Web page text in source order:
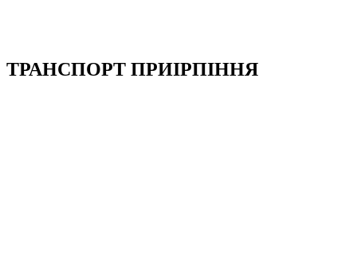
ТРАНСПОРТ ПРИІРПІННЯ